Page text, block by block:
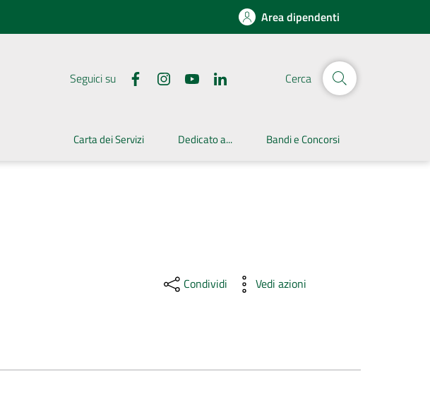
Area dipendenti
Seguici su Cerca
Carta dei Servizi Dedicato a... Bandi e Concorsi
Condividi Vedi azioni